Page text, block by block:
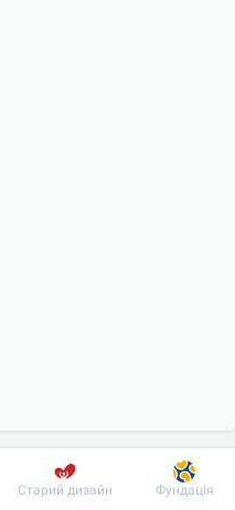
Пацієнту
Старий дизайн Фундація